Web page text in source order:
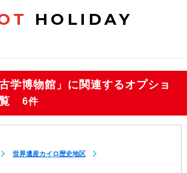
HOLIDAY
学博物館」に関連するオプショ
6件
世界遺産カイロ歴史地区